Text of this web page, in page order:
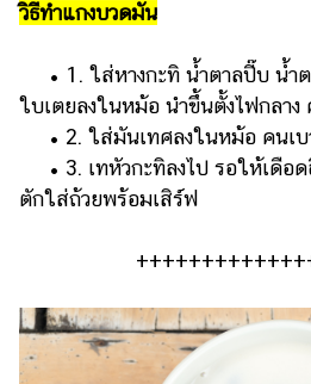
วิธีทำแกงบวดมัน
• 1. ใส่หางกะทิ น้ำตาลปี๊บ น้ำต
ใบเตยลงในหม้อ นำขึ้นตั้งไฟกลา
• 2. ใส่มันเทศลงในหม้อ คนเบ
• 3. เทหัวกะทิลงไป รอให้เดือ
ตักใส่ถ้วยพร้อมเสิร์ฟ